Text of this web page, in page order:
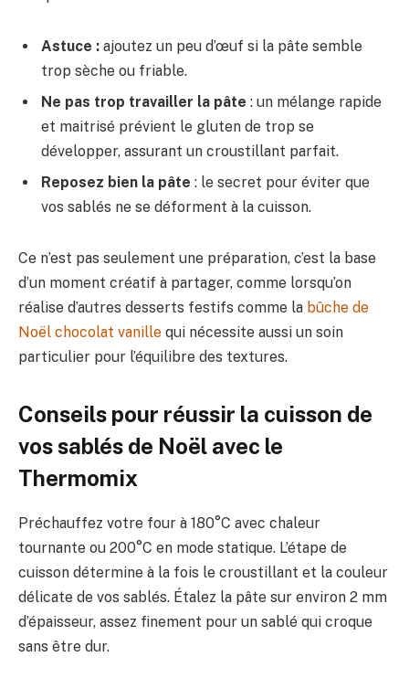
Astuce : ajoutez un peu d’œuf si la pâte semble
trop sèche ou friable.
Ne pas trop travailler la pâte : un mélange rapide
et maitrisé prévient le gluten de trop se
développer, assurant un croustillant parfait.
Reposez bien la pâte : le secret pour éviter que
vos sablés ne se déforment à la cuisson.
Ce n’est pas seulement une préparation, c’est la base
d’un moment créatif à partager, comme lorsqu’on
réalise d’autres desserts festifs comme la bûche de
Noël chocolat vanille qui nécessite aussi un soin
particulier pour l’équilibre des textures.
Conseils pour réussir la cuisson de
vos sablés de Noël avec le
Thermomix
Préchauffez votre four à 180°C avec chaleur
tournante ou 200°C en mode statique. L’étape de
cuisson détermine à la fois le croustillant et la couleur
délicate de vos sablés. Étalez la pâte sur environ 2 mm
d’épaisseur, assez finement pour un sablé qui croque
sans être dur.